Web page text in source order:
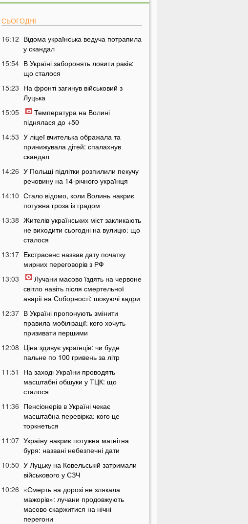
СЬОГОДНІ
16:12 Відома українська ведуча потрапила
у скандал
15:54 В Україні заборонять ловити раків:
що сталося
15:23 На фронті загинув військовий з
Луцька
15:05
Температура на Волині
піднялася до +50
14:53 У ліцеї вчителька ображала та
принижувала дітей: спалахнув
скандал
14:26 У Польщі підлітки розпилили пекучу
речовину на 14-річного українця
14:10 Стало відомо, коли Волинь накриє
потужна гроза із градом
13:38 Жителів українських міст закликають
не виходити сьогодні на вулицю: що
сталося
13:17 Екстрасенс назвав дату початку
мирних переговорів з РФ
13:03
Лучани масово їздять на червоне
світло навіть після смертельної
аварії на Соборності: шокуючі кадри
12:37 В Україні пропонують змінити
правила мобілізації: кого хочуть
призивати першими
12:08 Ціна здивує українців: чи буде
пальне по 100 гривень за літр
11:51
На заході України проводять
масштабні обшуки у ТЦК: що
сталося
11:36 Пенсіонерів в Україні чекає
масштабна перевірка: кого це
торкнеться
11:07 Україну накриє потужна магнітна
буря: названі небезпечні дати
10:50 У Луцьку на Ковельській затримали
військового у СЗЧ
10:26 «Смерть на дорозі не злякала
мажорів»: лучани продовжують
масово скаржитися на нічні
перегони